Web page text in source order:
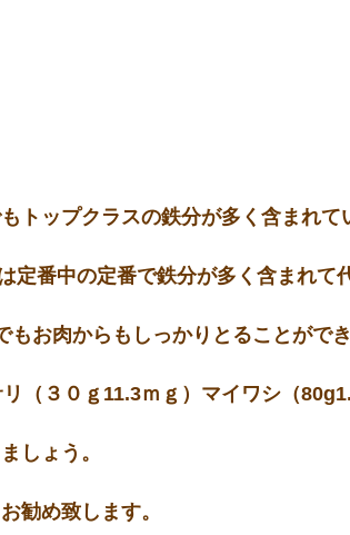
トップクラスの鉄分が多く含まれて
番中の定番で鉄分が多く含まれて
お肉からもしっかりとることができ
（３０ｇ11.3ｍｇ）マイワシ（
しょう。
勧め致します。